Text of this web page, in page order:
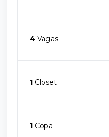
4 Vagas
1 Closet
1 Copa